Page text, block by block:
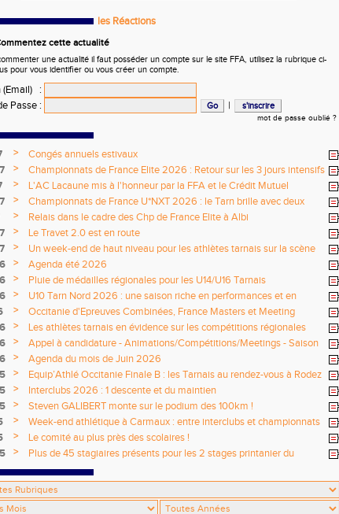
les Réactions
cette actualité
une actualité il faut posséder un compte sur le site FFA, utilisez la rubrique ci-
pour vous identifier ou vous créer un compte.
(Email)
:
Passe : |
mot de passe oublié ?
>
Congés annuels estivaux
>
Championnats de France Elite 2026 : Retour sur les 3 jours intensifs
>
L'AC Lacaune mis à l'honneur par la FFA et le Crédit Mutuel
>
Championnats de France U*NXT 2026 : le Tarn brille avec deux
titres nationaux !
>
Relais dans le cadre des Chp de France Elite à Albi
>
Le Travet 2.0 est en route
>
Un week-end de haut niveau pour les athlètes tarnais sur la scène
nationale
>
Agenda été 2026
>
Pluie de médailles régionales pour les U14/U16 Tarnais
>
U10 Tarn Nord 2026 : une saison riche en performances et en
émotions
>
Occitanie d'Epreuves Combinées, France Masters et Meeting
National de Castres
>
Les athlètes tarnais en évidence sur les compétitions régionales
>
Appel à candidature - Animations/Compétitions/Meetings - Saison
2026 / 2027
>
Agenda du mois de Juin 2026
>
Equip’Athlé Occitanie Finale B : les Tarnais au rendez-vous à Rodez
>
Interclubs 2026 : 1 descente et du maintien
>
Steven GALIBERT monte sur le podium des 100km !
>
Week-end athlétique à Carmaux : entre interclubs et championnats
départementaux jeunes
>
Le comité au plus près des scolaires !
>
Plus de 45 stagiaires présents pour les 2 stages printanier du